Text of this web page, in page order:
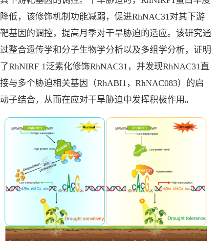
降低，该修饰机制功能减弱，促进RhNAC31对其下游
靶基因的调控，提高月季对干旱胁迫的适应。该研究通
过整合遗传学和分子生物学分析以及多组学分析，证明
了RhNIRF 1泛素化修饰RhNAC31，并发现RhNAC31直
接与多个胁迫相关基因（RhABI1，RhNAC083）的启
动子结合，从而在应对干旱胁迫中发挥积极作用。